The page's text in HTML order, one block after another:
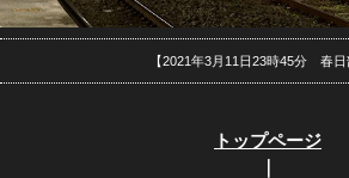
【2021年3月11日23時45分 春日
トップページ
｜